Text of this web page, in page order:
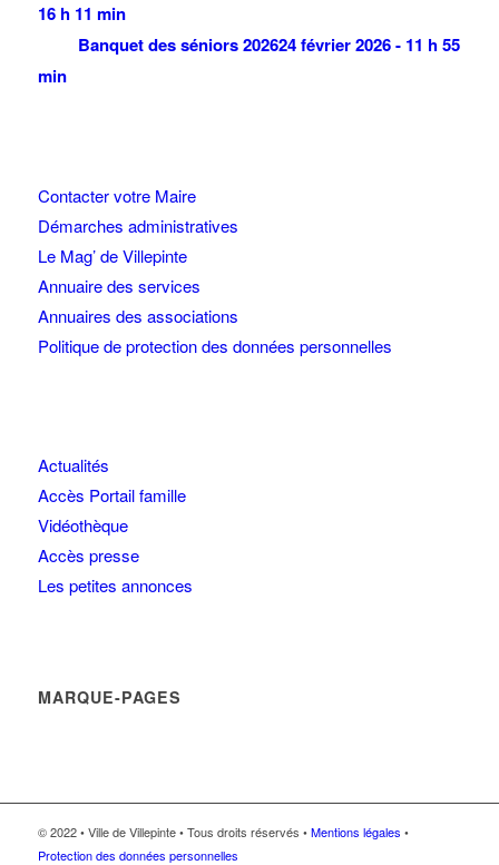
16 h 11 min
Banquet des séniors 202624 février 2026 - 11 h 55
min
Contacter votre Maire
Démarches administratives
Le Mag’ de Villepinte
Annuaire des services
Annuaires des associations
Politique de protection des données personnelles
Actualités
Accès Portail famille
Vidéothèque
Accès presse
Les petites annonces
MARQUE-PAGES
© 2022 • Ville de Villepinte • Tous droits réservés •Mentions légales •
Protection des données personnelles